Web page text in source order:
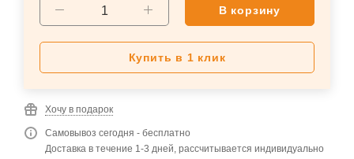
В корзину
Купить в 1 клик
Хочу в подарок
Самовывоз сегодня - бесплатно
Доставка в течение 1-3 дней, рассчитывается индивидуально